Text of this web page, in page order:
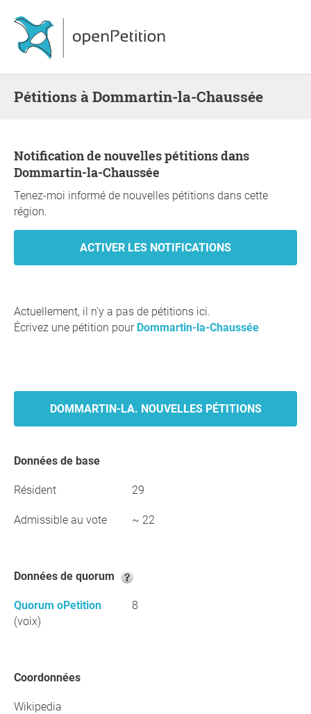
Pétitions à Dommartin-la-Chaussée
Notification de nouvelles pétitions dans
Dommartin-la-Chaussée
Tenez-moi informé de nouvelles pétitions dans cette
région.
Actuellement, il n'y a pas de pétitions ici.
Écrivez une pétition pour Dommartin-la-Chaussée
DOMMARTIN-LA. NOUVELLES PÉTITIONS
Données de base
Résident 29
Admissible au vote ~ 22
Données de quorum
Quorum oPetition
(voix)
8
Coordonnées
Wikipedia